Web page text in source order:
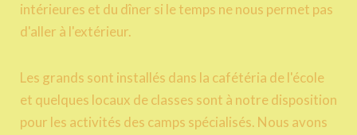
intérieures et du dîner si le temps ne nous permet pas
d'aller à l'extérieur.
Les grands sont installés dans la cafétéria de l'école
et quelques locaux de classes sont à notre disposition
pour les activités des camps spécialisés. Nous avons